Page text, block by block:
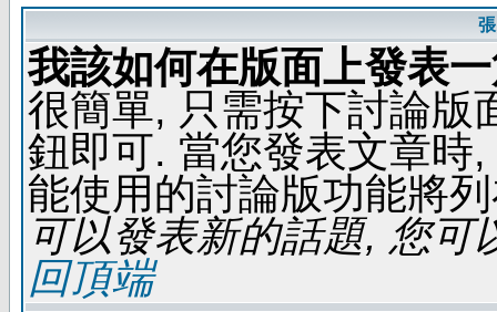
我該如何在版面上發表
很簡單, 只需按下討論版
鈕即可. 當您發表文章時
能使用的討論版功能將
可以發表新的話題, 您可
回頂端